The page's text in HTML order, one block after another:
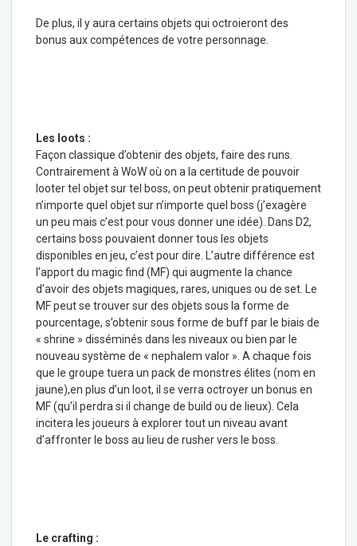
De plus, il y aura certains objets qui octroieront des
bonus aux compétences de votre personnage.
Les loots :
Façon classique d’obtenir des objets, faire des runs.
Contrairement à WoW où on a la certitude de pouvoir
looter tel objet sur tel boss, on peut obtenir pratiquement
n’importe quel objet sur n’importe quel boss (j’exagère
un peu mais c’est pour vous donner une idée). Dans D2,
certains boss pouvaient donner tous les objets
disponibles en jeu, c’est pour dire. L’autre différence est
l’apport du magic find (MF) qui augmente la chance
d’avoir des objets magiques, rares, uniques ou de set. Le
MF peut se trouver sur des objets sous la forme de
pourcentage, s’obtenir sous forme de buff par le biais de
« shrine » disséminés dans les niveaux ou bien par le
nouveau système de « nephalem valor ». A chaque fois
que le groupe tuera un pack de monstres élites (nom en
jaune),en plus d’un loot, il se verra octroyer un bonus en
MF (qu’il perdra si il change de build ou de lieux). Cela
incitera les joueurs à explorer tout un niveau avant
d’affronter le boss au lieu de rusher vers le boss.
Le crafting :